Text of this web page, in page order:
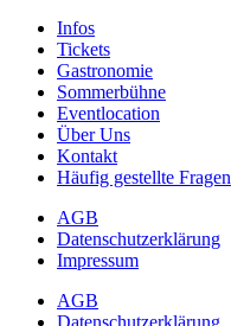
Infos
Tickets
Gastronomie
Sommerbühne
Eventlocation
Über Uns
Kontakt
Häufig gestellte Fragen
AGB
Datenschutzerklärung
Impressum
AGB
Datenschutzerklärung